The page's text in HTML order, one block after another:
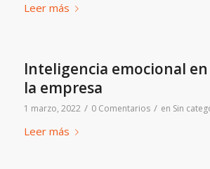
Leer más
Inteligencia emocional en
la empresa
1 marzo, 2022 / 0 Comentarios / en Sin
Leer más